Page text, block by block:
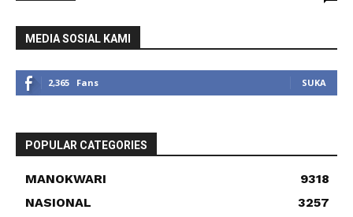
MEDIA SOSIAL KAMI
2,365 Fans SUKA
POPULAR CATEGORIES
MANOKWARI
9318
NASIONAL
3257